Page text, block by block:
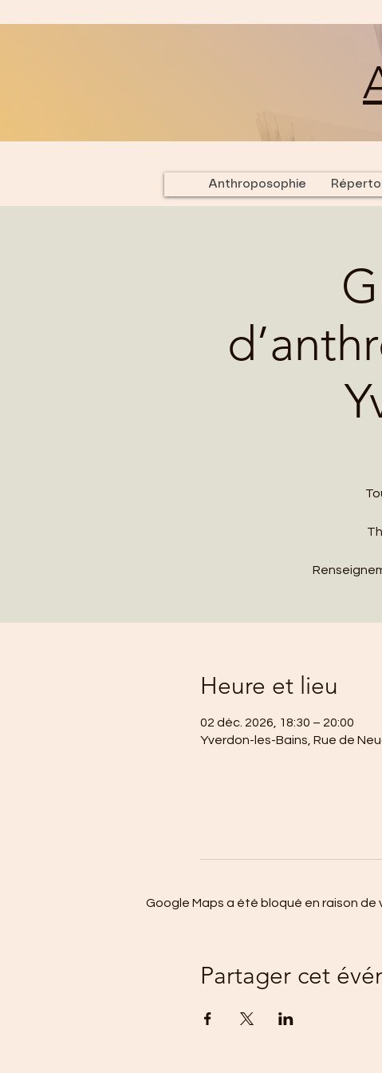
Anthroposophie
Heure et lieu
02 déc. 2026, 18:30 – 20:00
Yverdon-les-Bains, Rue de
Google Maps a été bloqué en raison
Partager cet